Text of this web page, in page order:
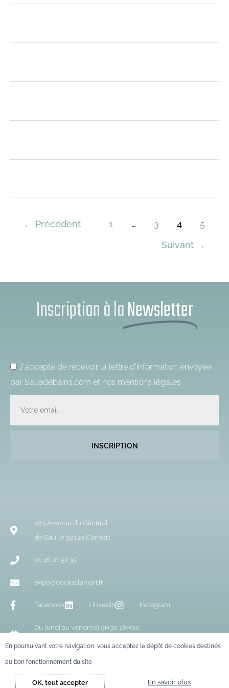
← Précédent 1 … 3 4 5
Suivant →
Inscription à laNewsletter
J'accepte de recevoir la lettre d'information envoyée
par Salledebains.com et nos mentions légales
INSCRIPTION
483 Avenue du Général
de Gaulle 92140 Clamart
01 46 01 52 35
expo@docksclamart.fr
Facebook Linkedin Instagram
Du lundi au vendredi 9H30 18H00
Samedi 10H00 18H00
Aux Docks de Clamart tous droits réservés – Création du site
Mentions légales
En poursuivant votre navigation, vous acceptez le dépôt de cookies destinés
au bon fonctionnement du site
OK, tout accepter En savoir plus